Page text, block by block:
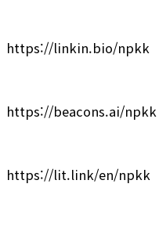
https://linkin.bio/npkk
https://beacons.ai/npkk
https://lit.link/en/npkk